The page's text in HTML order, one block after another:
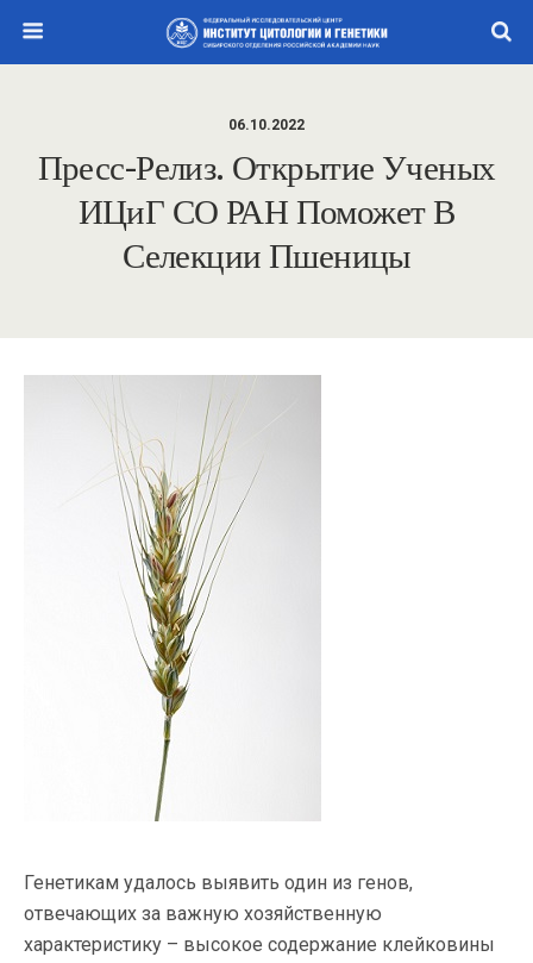
06.10.2022
Пресс-Релиз. Открытие Ученых
ИЦиГ СО РАН Поможет В
Селекции Пшеницы
Генетикам удалось выявить один из генов,
отвечающих за важную хозяйственную
характеристику – высокое содержание клейковины